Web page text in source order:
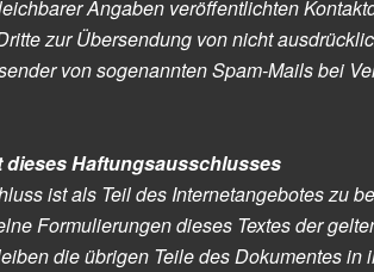
Angaben veröffentlichten
zur Übersendung von nicht
von sogenannten Spam-Mails bei
dieses Haftungsausschlusses
ist als Teil des Internetangebotes zu
Formulierungen dieses Textes der
die übrigen Teile des Dokumentes in